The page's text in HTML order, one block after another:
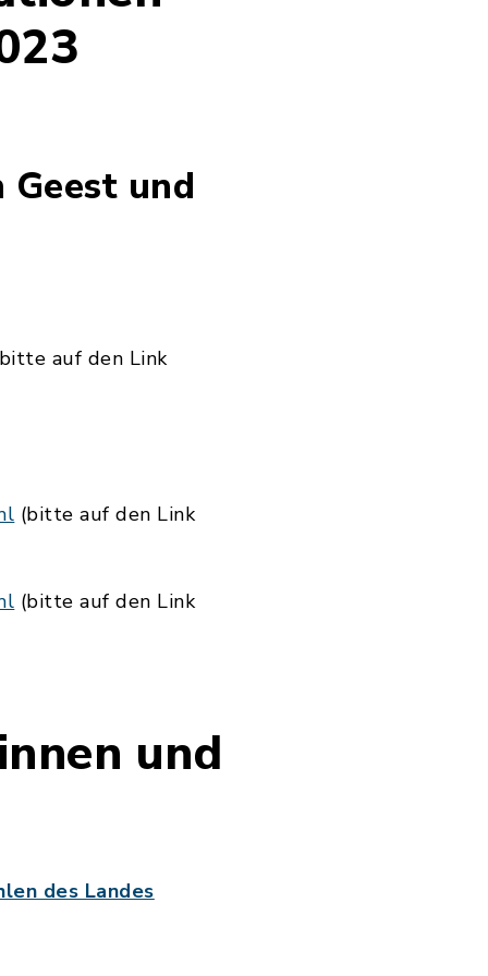
und
auf den Link
(bitte auf den Link
(bitte auf den Link
und
des Landes